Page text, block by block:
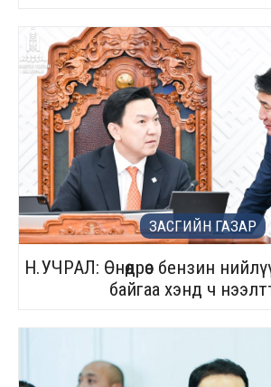
ЗАСГИЙН ГАЗАР
Н.УЧРАЛ: Өнөөдрөөс бензин
байгаа хэнд ч